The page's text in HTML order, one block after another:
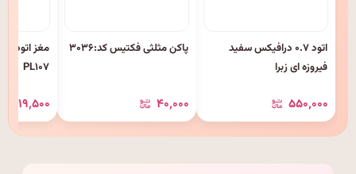
اتود ۰.۷ درافیکس سفید
فیروزه ای زبرا
۵۵۰٬۰۰۰
پاکن مثلثی فکتیس کد:۳۰۳۶
۴۰٬۰۰۰
PL۱۰۷
۱۹٬۵۰۰